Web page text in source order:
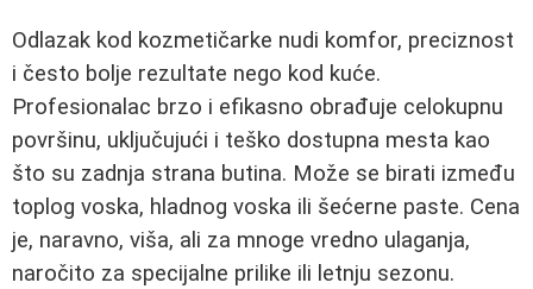
Odlazak kod kozmetičarke nudi komfor, preciznost
i često bolje rezultate nego kod kuće.
Profesionalac brzo i efikasno obrađuje celokupnu
površinu, uključujući i teško dostupna mesta kao
što su zadnja strana butina. Može se birati između
toplog voska, hladnog voska ili šećerne paste. Cena
je, naravno, viša, ali za mnoge vredno ulaganja,
naročito za specijalne prilike ili letnju sezonu.